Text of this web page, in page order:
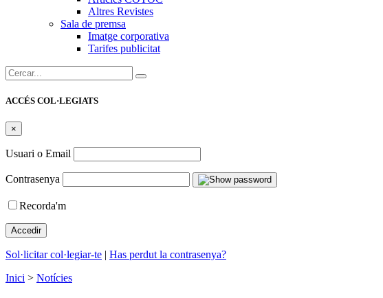
Altres Revistes
Sala de premsa
Imatge corporativa
Tarifes publicitat
Cercar:
ACCÉS COL·LEGIATS
×
Usuari o Email
Contrasenya
Recorda'm
Sol·licitar col·legiar-te | Has perdut la contrasenya?
Inici > Notícies